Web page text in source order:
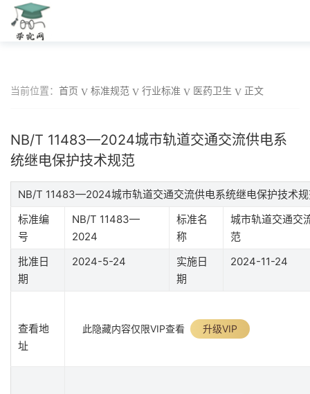
当前位置： 首页 标准规范 行业标准 医药卫生 正文
NB/T 11483—2024城市轨道交通交流供电系
统继电保护技术规范
NB/T 11483—2024城市轨道交通交流供电系统继电保护技术
标准编
号
NB/T 11483—
2024
标准名
称
城市轨道交通交
范
批准日
期
2024-5-24
实施日
期
2024-11-24
查看地
址
此隐藏内容仅限VIP查看 升级VIP